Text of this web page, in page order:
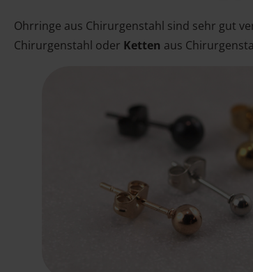
Ohrringe aus Chirurgenstahl sind sehr gut
Chirurgenstahl oder Ketten aus